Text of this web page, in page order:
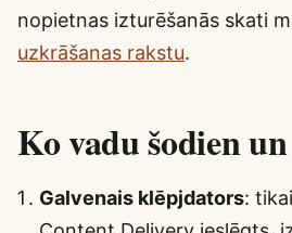
nopietnas izturēšanās skati
uzkrāšanas rakstu.
Ko vadu šodien
Galvenais klēpjdators: